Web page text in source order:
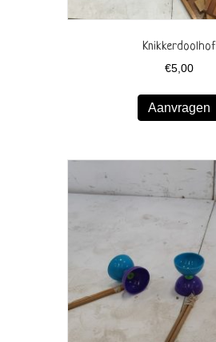
Knikkerdoolhof
€5,00
Aanvragen